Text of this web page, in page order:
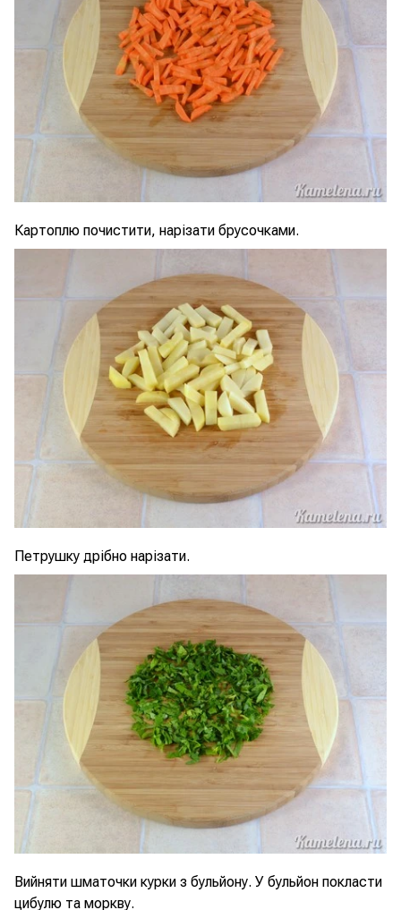
Картоплю почистити, нарізати брусочками.
Петрушку дрібно нарізати.
Вийняти шматочки курки з бульйону. У бульйон покласти
цибулю та моркву.